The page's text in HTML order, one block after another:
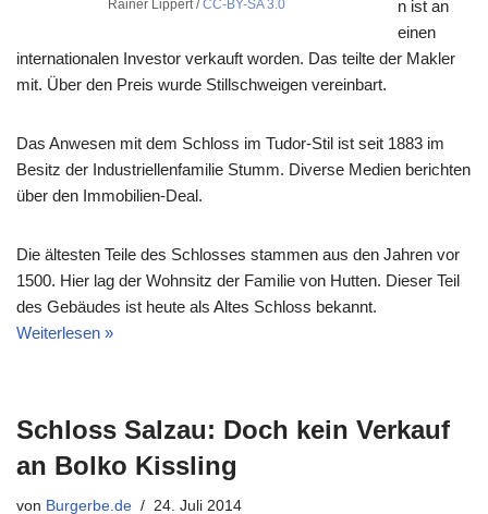
Rainer Lippert / CC-BY-SA 3.0
n ist an
einen
internationalen Investor verkauft worden. Das teilte der Makler
mit. Über den Preis wurde Stillschweigen vereinbart.
Das Anwesen mit dem Schloss im Tudor-Stil ist seit 1883 im
Besitz der Industriellenfamilie Stumm. Diverse Medien berichten
über den Immobilien-Deal.
Die ältesten Teile des Schlosses stammen aus den Jahren vor
1500. Hier lag der Wohnsitz der Familie von Hutten. Dieser Teil
des Gebäudes ist heute als Altes Schloss bekannt.
Weiterlesen »
Schloss Salzau: Doch kein Verkauf
an Bolko Kissling
von Burgerbe.de 24. Juli 2014